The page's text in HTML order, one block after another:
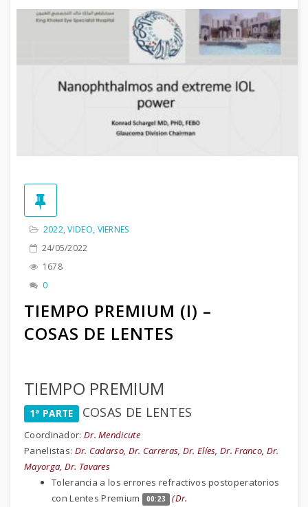
2022,VIDEO, VIERNES
24/05/2022
1678
0
TIEMPO PREMIUM (I) –
COSAS DE LENTES
TIEMPO PREMIUM
1ª PARTE COSAS DE LENTES
Coordinador: Dr. Mendicute
Panelistas: Dr. Cadarso, Dr. Carreras, Dr. Elíes, Dr. Franco, Dr.
Mayorga, Dr. Tavares
Tolerancia a los errores refractivos postoperatorios
con Lentes Premium
00:23
(Dr.